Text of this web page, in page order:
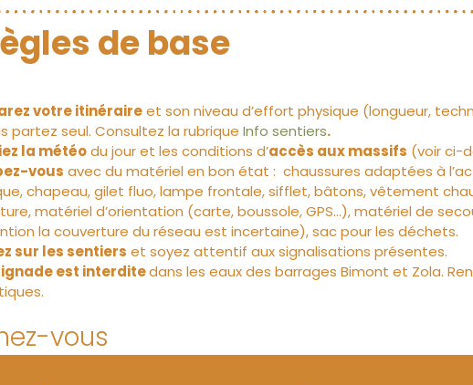
de base
votre itinéraireet son niveau d’effort physique (longueur,
partez seul. Consultez la rubrique Info sentiers.
la météodu jour et les conditions d’accès aux massifs (voir ci-
vous avec du matériel en bon état : chaussures adaptées à
chapeau, gilet fluo, lampe frontale, sifflet, bâtons, vêtement
matériel d’orientation (carte, boussole, GPS…), matériel de
la couverture du réseau est incertaine), sac pour les déchets.
sur les sentiers et soyez attentif aux signalisations présentes.
est interditedans les eaux des barrages Bimont et Zola.
vous